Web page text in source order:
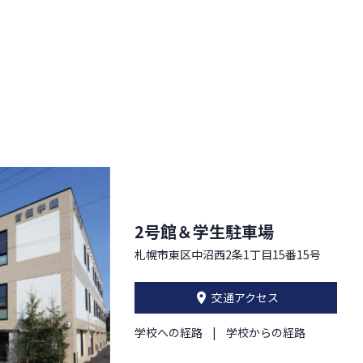
2号館＆学生駐車場
札幌市東区中沼西2条1丁目15番15号
交通アクセス
学校への経路 学校からの経路